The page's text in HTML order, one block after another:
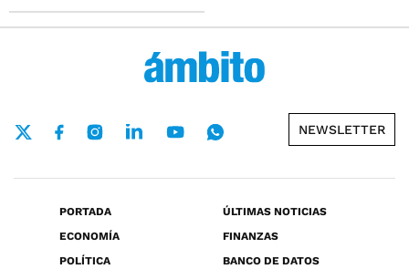
NEWSLETTER
PORTADA
ÚLTIMAS NOTICIAS
ECONOMÍA
FINANZAS
POLÍTICA
BANCO DE DATOS